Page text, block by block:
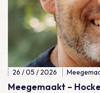
Meegemaakt –
26 / 05 / 2026